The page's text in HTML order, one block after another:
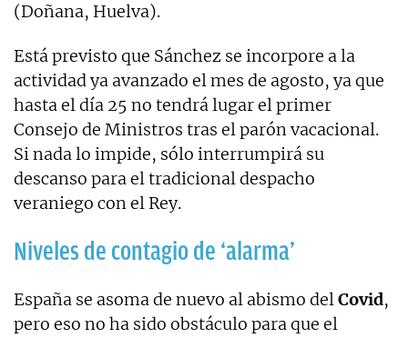
(Doñana, Huelva).
Está previsto que Sánchez se incorpore a la
actividad ya avanzado el mes de agosto, ya que
hasta el día 25 no tendrá lugar el primer
Consejo de Ministros tras el parón vacacional.
Si nada lo impide, sólo interrumpirá su
descanso para el tradicional despacho
veraniego con el Rey.
Niveles de contagio de ‘alarma’
España se asoma de nuevo al abismo delCovid,
pero eso no ha sido obstáculo para que el